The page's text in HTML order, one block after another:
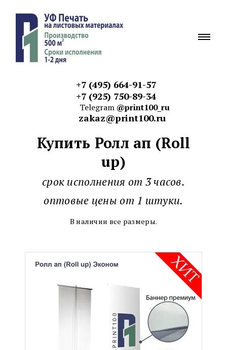
+7 (495) 664-91-57
+7 (925) 750-89-34
Telegram @print100_ru
zakaz@print100.ru
Купить Ролл ап (Roll
up)
срок исполнения от 3 часов.
оптовые цены от 1 штуки.
В наличии все размеры.